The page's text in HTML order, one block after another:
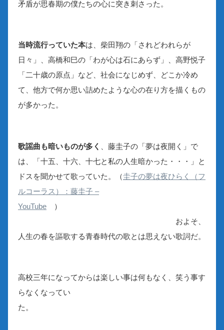
矛盾が思春期の僕たちの心に突き刺さった。
当時流行っていた本は、柴田翔の「されどわれらが
日々」、高橋和巳の「わが心は石にあらず」、高野悦子
「二十歳の原点」など、社会になじめず、どこか冷め
て、他方で何か思い詰めたような心の在り方を描くもの
が多かった。
歌謡曲も暗いものが多く
、藤圭子の「夢は夜開く」で
は、「十五、十六、十七と私の人生暗かった・・・」と
ドスを聞かせて歌っていた。（圭子の夢は夜ひらく（フ
ルコーラス）：藤圭子 –
YouTube ）
およそ、
人生の春を謳歌する青春時代の歌とは思えない歌詞だ。
高校三年になってからは楽しい事は何もなく、笑う事す
らなくなってい
た。